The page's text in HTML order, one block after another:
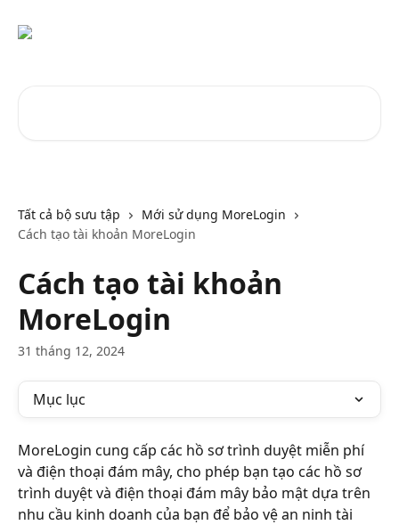
Tất cả bộ sưu tập
Mới sử dụng MoreLogin
Cách tạo tài khoản MoreLogin
Cách tạo tài khoản
MoreLogin
31 tháng 12, 2024
Mục lục
MoreLogin cung cấp các hồ sơ trình duyệt miễn phí
và điện thoại đám mây, cho phép bạn tạo các hồ sơ
trình duyệt và điện thoại đám mây bảo mật dựa trên
nhu cầu kinh doanh của bạn để bảo vệ an ninh tài